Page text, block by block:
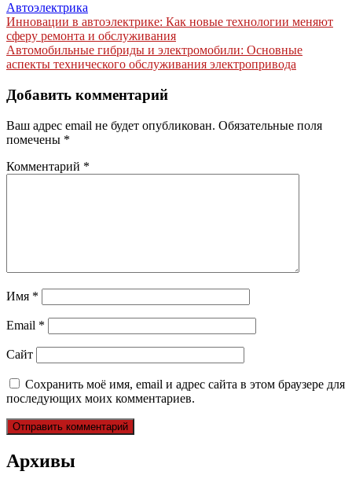
Автоэлектрика
Навигация
по
записям
Инновации в автоэлектрике: Как новые технологии меняют
сферу ремонта и обслуживания
Автомобильные гибриды и электромобили: Основные
аспекты технического обслуживания электропривода
Добавить комментарий
Ваш адрес email не будет опубликован. Обязательные поля
помечены *
Комментарий *
Имя *
Email *
Сайт
Сохранить моё имя, email и адрес сайта в этом браузере для
последующих моих комментариев.
Архивы